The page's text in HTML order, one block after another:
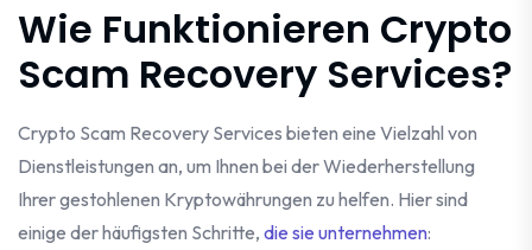
Wie Funktionieren Crypto
Scam Recovery Services?
Crypto Scam Recovery Services bieten eine Vielzahl von
Dienstleistungen an, um Ihnen bei der Wiederherstellung
Ihrer gestohlenen Kryptowährungen zu helfen. Hier sind
einige der häufigsten Schritte, die sie unternehmen: